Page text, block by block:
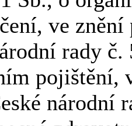
ve
rady č.
pojištění,
národní